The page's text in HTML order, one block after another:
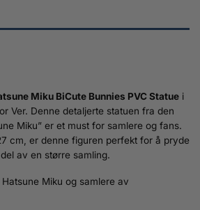
Miku BiCute Bunnies PVC Statue i
Ver. Denne detaljerte statuen fra den
Miku” er et must for samlere og fans.
cm, er denne figuren perfekt for å pryde
av en større samling.
Miku og samlere av